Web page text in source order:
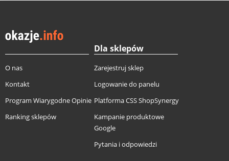
O nas
Kontakt
Program Wiarygodne Opinie
Ranking sklepów
Dla sklepów
Zarejestruj sklep
Logowanie do panelu
Platforma CSS ShopSynergy
Kampanie produktowe
Google
Pytania i odpowiedzi